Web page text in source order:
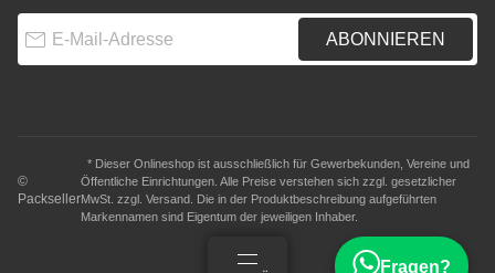
ABONNIEREN
©
Packseller
* Dieser Onlineshop ist ausschließlich für Gewerbekunden, Vereine und
Öffentliche Einrichtungen. Alle Preise verstehen sich zzgl. gesetzlicher
MwSt. zzgl. Versand . Die in der Produktbeschreibung aufgeführten
Markennamen sind Eigentum der jeweiligen Inhaber.
Fragen?